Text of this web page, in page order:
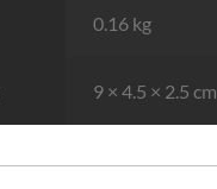
0.16 kg
9 × 4.5 × 2.5 cm